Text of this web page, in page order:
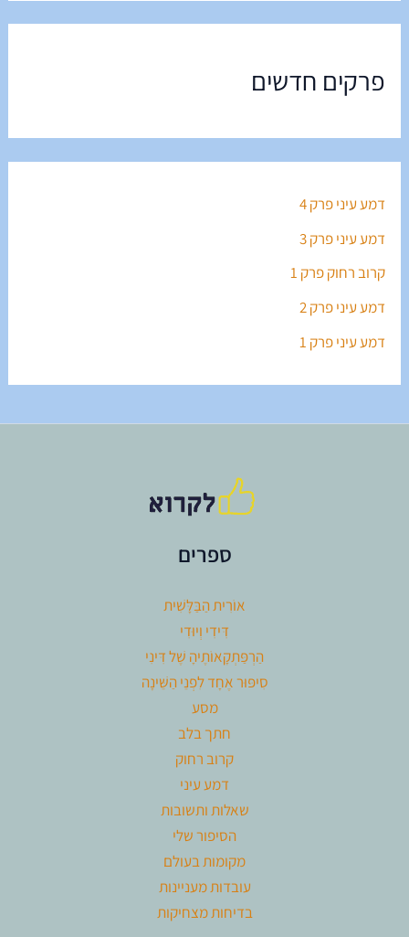
פרקים חדשים
דמע עיני פרק 4
דמע עיני פרק 3
קרוב רחוק פרק 1
דמע עיני פרק 2
דמע עיני פרק 1
ספרים
אוֹרִית הַבַּלָּשִׁית
דִּידִי וְיוּדִי
הַרְפַּתְקָאוֹתֶיהָ שֶׁל דִּינִי
סִיפּוּר אֶחָד לִפְנֵי הַשֵּׁינָה
מסע
חתך בלב
קרוב רחוק
דמע עיני
שאלות ותשובות
הסיפור שלי
מקומות בעולם
עובדות מעניינות
בדיחות מצחיקות